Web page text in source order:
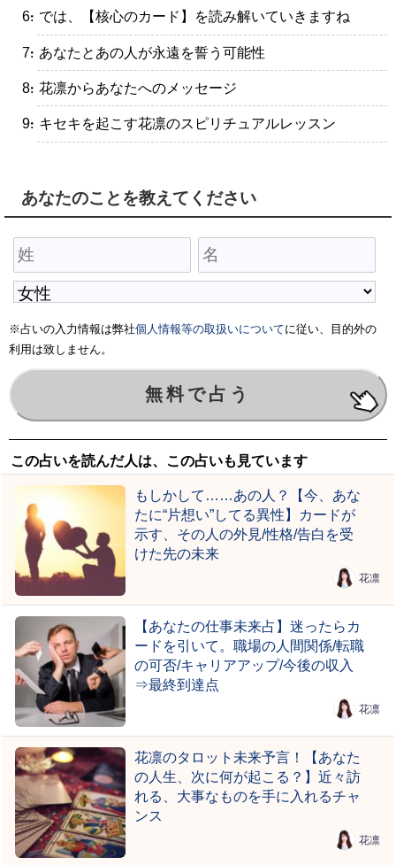
・では、【核心のカード】を読み解いていきますね
・あなたとあの人が永遠を誓う可能性
・花凛からあなたへのメッセージ
・キセキを起こす花凛のスピリチュアルレッスン
あなたのことを教えてください
※占いの入力情報は弊社個人情報等の取扱いについてに従い、目的外の
利用は致しません。
この占いを読んだ人は、この占いも見ています
もしかして……あの人？【今、あな
たに“片想い”してる異性】カードが
示す、その人の外見/性格/告白を受
けた先の未来
花凛
【あなたの仕事未来占】迷ったらカ
ードを引いて。職場の人間関係/転職
の可否/キャリアアップ/今後の収入
⇒最終到達点
花凛
花凛のタロット未来予言！【あなた
の人生、次に何が起こる？】近々訪
れる、大事なものを手に入れるチャ
ンス
花凛